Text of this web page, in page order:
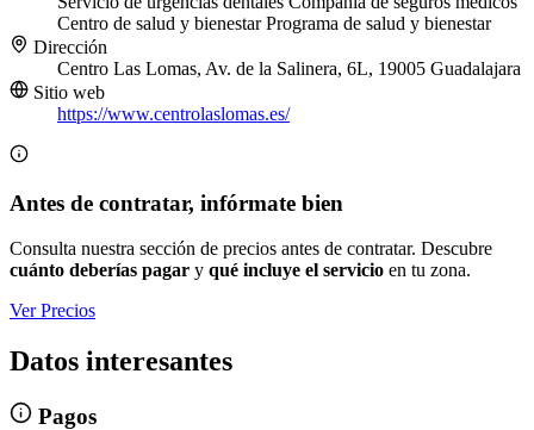
Centro de salud y bienestarPrograma de salud y bienestar
Dirección
Centro Las Lomas, Av. de la Salinera, 6L, 19005 Guadalajara
Sitio web
https://www.centrolaslomas.es/
Antes de contratar, infórmate bien
Consulta nuestra sección de precios antes de contratar. Descubre
cuánto deberías pagar y qué incluye el servicio en tu zona.
Ver Precios
Datos interesantes
Pagos